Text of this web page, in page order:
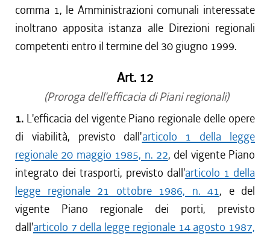
comma 1, le Amministrazioni comunali interessate
inoltrano apposita istanza alle Direzioni regionali
competenti entro il termine del 30 giugno 1999.
Art. 12
(Proroga dell'efficacia di Piani regionali)
1. L'efficacia del vigente Piano regionale delle opere
di viabilità, previsto dall'articolo 1 della legge
regionale 20 maggio 1985, n. 22, del vigente Piano
integrato dei trasporti, previsto dall'articolo 1 della
legge regionale 21 ottobre 1986, n. 41, e del
vigente Piano regionale dei porti, previsto
dall'articolo 7 della legge regionale 14 agosto 1987,